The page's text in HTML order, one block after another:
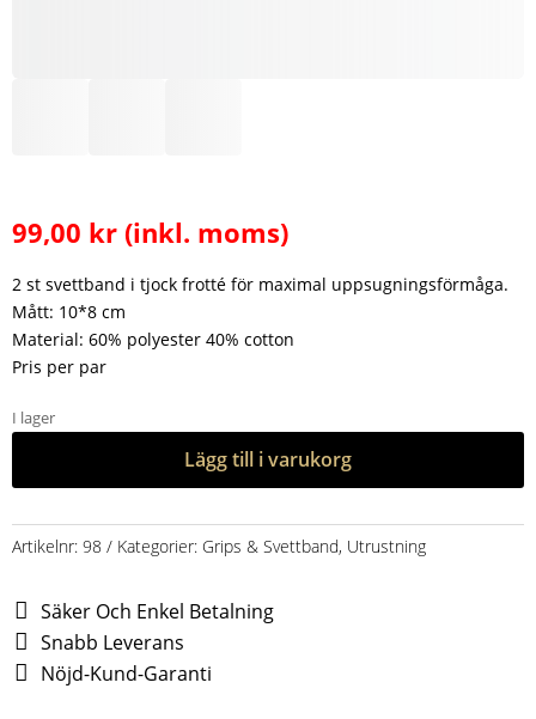
99,00 kr (inkl. moms)
2 st svettband i tjock frotté för maximal uppsugningsförmåga.
Mått: 10*8 cm
Material: 60% polyester 40% cotton
Pris per par
I lager
Lägg till i varukorg
Artikelnr: 98 Kategorier: Grips & Svettband, Utrustning
Säker Och Enkel Betalning
Snabb Leverans
Nöjd-Kund-Garanti